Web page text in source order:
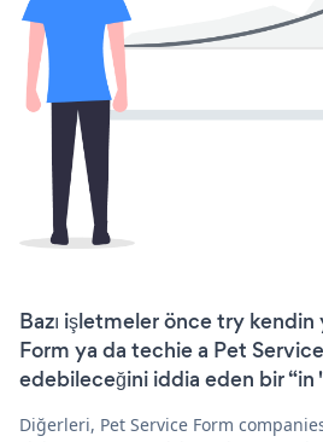
Bazı işletmeler önce try
Form ya da techie a Pet
edebileceğini iddia eden bir “in
Diğerleri, Pet Service Form